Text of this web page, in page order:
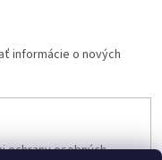
informácie o nových
ochrany osobných